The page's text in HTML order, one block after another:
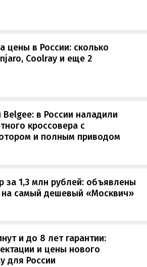
цены в России: сколько
Coolray и еще 2
в России наладили
кроссовера с
и полным приводом
за 1,3 млн рублей: объявлены
на самый дешевый «Москвич»
и до 8 лет гарантии:
и цены нового
для России